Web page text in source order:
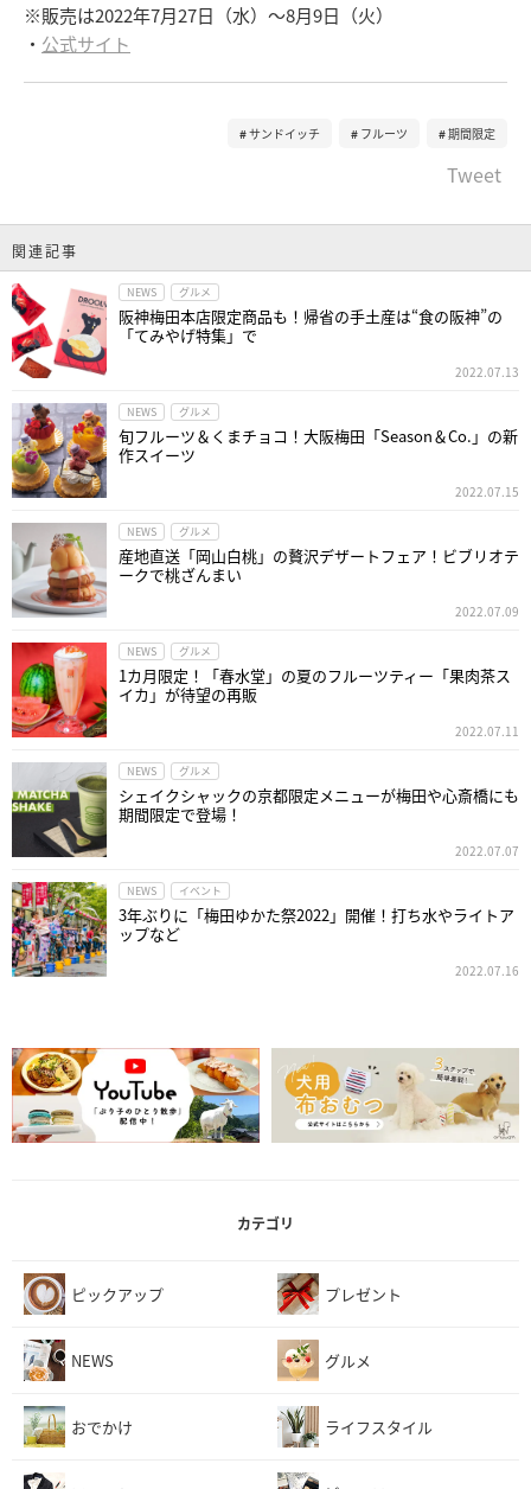
※販売は2022年7月27日（水）～8月9日（火）
・ 公式サイト
サンドイッチ フルーツ 期間限定
Tweet
関連記事
NEWS グルメ
阪神梅田本店限定商品も！帰省の手土産は“食の阪神”の
「てみやげ特集」で
2022.07.13
NEWS グルメ
旬フルーツ＆くまチョコ！大阪梅田「Season＆Co.」の新
作スイーツ
2022.07.15
NEWS グルメ
産地直送「岡山白桃」の贅沢デザートフェア！ビブリオテ
ークで桃ざんまい
2022.07.09
NEWS グルメ
1カ月限定！「春水堂」の夏のフルーツティー「果肉茶ス
イカ」が待望の再販
2022.07.11
NEWS グルメ
シェイクシャックの京都限定メニューが梅田や心斎橋にも
期間限定で登場！
2022.07.07
NEWS イベント
3年ぶりに「梅田ゆかた祭2022」開催！打ち水やライトア
ップなど
2022.07.16
カテゴリ
ピックアップ プレゼント
NEWS グルメ
おでかけ ライフスタイル